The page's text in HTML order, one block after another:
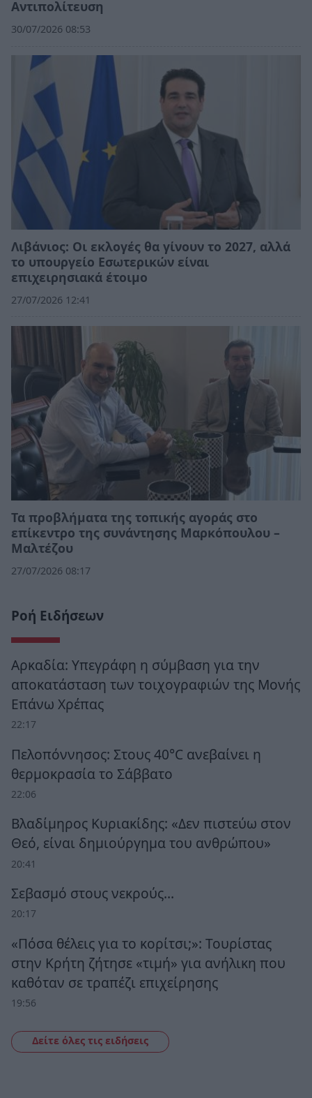
Αντιπολίτευση
30/07/2026 08:53
Λιβάνιος: Οι εκλογές θα γίνουν το 2027, αλλά
το υπουργείο Εσωτερικών είναι
επιχειρησιακά έτοιμο
27/07/2026 12:41
Τα προβλήματα της τοπικής αγοράς στο
επίκεντρο της συνάντησης Μαρκόπουλου –
Μαλτέζου
27/07/2026 08:17
Ροή Ειδήσεων
Αρκαδία: Υπεγράφη η σύμβαση για την
αποκατάσταση των τοιχογραφιών της Μονής
Επάνω Χρέπας
22:17
Πελοπόννησος: Στους 40°C ανεβαίνει η
θερμοκρασία το Σάββατο
22:06
Βλαδίμηρος Κυριακίδης: «Δεν πιστεύω στον
Θεό, είναι δημιούργημα του ανθρώπου»
20:41
Σεβασμό στους νεκρούς…
20:17
«Πόσα θέλεις για το κορίτσι;»: Τουρίστας
στην Κρήτη ζήτησε «τιμή» για ανήλικη που
καθόταν σε τραπέζι επιχείρησης
19:56
Δείτε όλες τις ειδήσεις